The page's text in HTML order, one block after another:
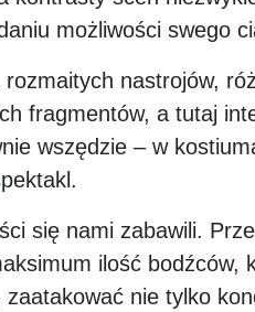
możliwości swego
rozmaitych nastrojów,
fragmentów, a tutaj
wszędzie – w
się nami zabawili.
ilość bodźców,
nie tylko